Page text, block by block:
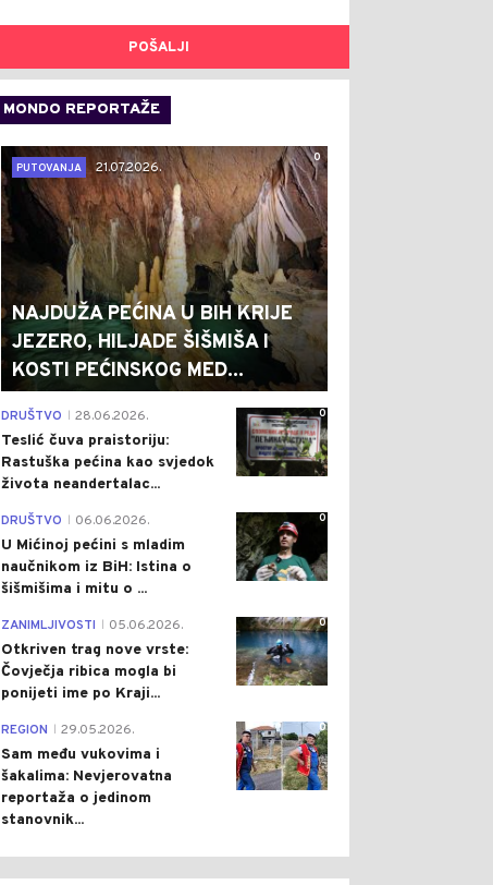
POŠALJI
MONDO REPORTAŽE
0
PUTOVANJA
21.07.2026.
NAJDUŽA PEĆINA U BIH KRIJE
JEZERO, HILJADE ŠIŠMIŠA I
KOSTI PEĆINSKOG MED...
0
DRUŠTVO 28.06.2026.
Teslić čuva praistoriju:
Rastuška pećina kao svjedok
života neandertalac...
0
DRUŠTVO 06.06.2026.
U Mićinoj pećini s mladim
naučnikom iz BiH: Istina o
šišmišima i mitu o ...
0
ZANIMLJIVOSTI 05.06.2026.
Otkriven trag nove vrste:
Čovječja ribica mogla bi
ponijeti ime po Kraji...
0
REGION 29.05.2026.
Sam među vukovima i
šakalima: Nevjerovatna
reportaža o jedinom
stanovnik...